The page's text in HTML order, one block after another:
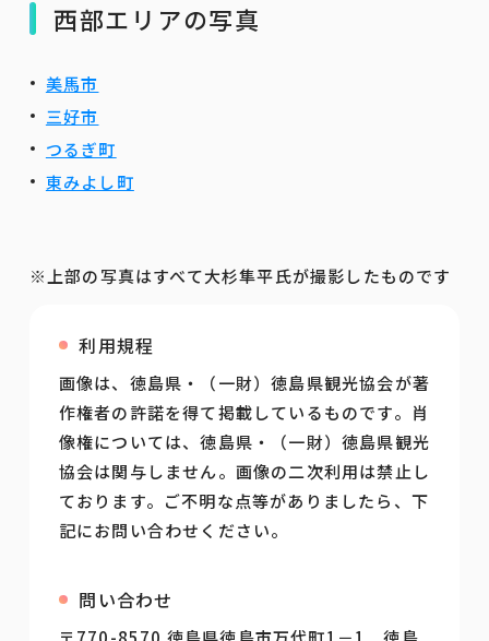
西部エリアの写真
美馬市
三好市
つるぎ町
東みよし町
※上部の写真はすべて大杉隼平氏が撮影したものです
利用規程
画像は、徳島県・（一財）徳島県観光協会が著
作権者の許諾を得て掲載しているものです。肖
像権については、徳島県・（一財）徳島県観光
協会は関与しません。画像の二次利用は禁止し
ております。ご不明な点等がありましたら、下
記にお問い合わせください。
問い合わせ